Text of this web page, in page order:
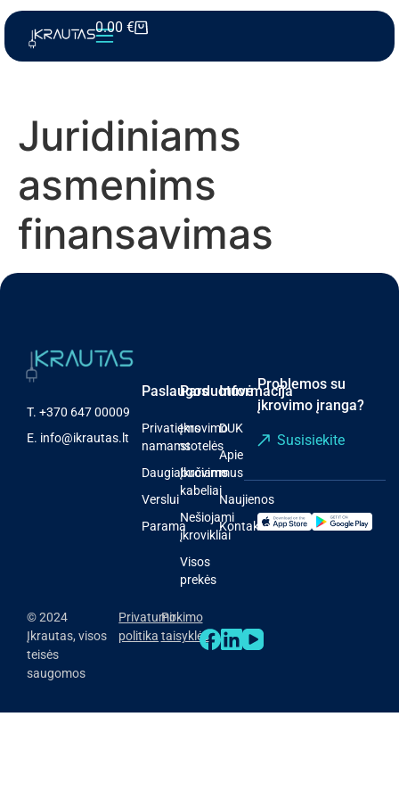
0.00 €
Juridiniams
asmenims
finansavimas
T. +370 647 00009
E. info@ikrautas.lt
Paslaugos
Privatiems
namams
Daugiabučiams
Verslui
Parama
Parduotuvė
Įkrovimo
stotelės
Įkrovimo
kabeliai
Nešiojami
įkrovikliai
Visos
prekės
Informacija
DUK
Apie
mus
Naujienos
Kontaktai
Problemos su
įkrovimo įranga?
Susisiekite
© 2024
Įkrautas, visos
teisės
saugomos
Privatumo
politika
Pirkimo
taisyklės